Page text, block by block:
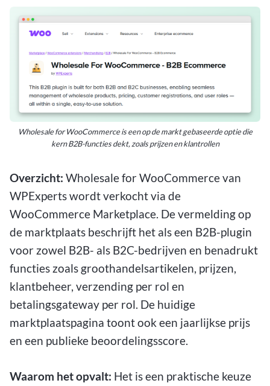
Wholesale for WooCommerce is een op de markt gebaseerde optie die
kern B2B-functies dekt, zoals prijzen en klantrollen
Overzicht: Wholesale for WooCommerce van
WPExperts wordt verkocht via de
WooCommerce Marketplace. De vermelding op
de marktplaats beschrijft het als een B2B-plugin
voor zowel B2B- als B2C-bedrijven en benadrukt
functies zoals groothandelsartikelen, prijzen,
klantbeheer, verzending per rol en
betalingsgateway per rol. De huidige
marktplaatspagina toont ook een jaarlijkse prijs
en een publieke beoordelingsscore.
Waarom het opvalt: Het is een praktische keuze